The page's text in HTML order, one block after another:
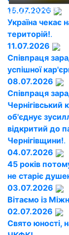
2025022003
15.07.2026
Україна чекає
територій!.
11.07.2026
Співпраця
успішної
08.07.2026
Співпраця
об'єднує
відкритий до
Чернігівщини!.
04.07.2026
45 років
не старіє
03.07.2026
Вітаємо із
02.07.2026
Свято юності,